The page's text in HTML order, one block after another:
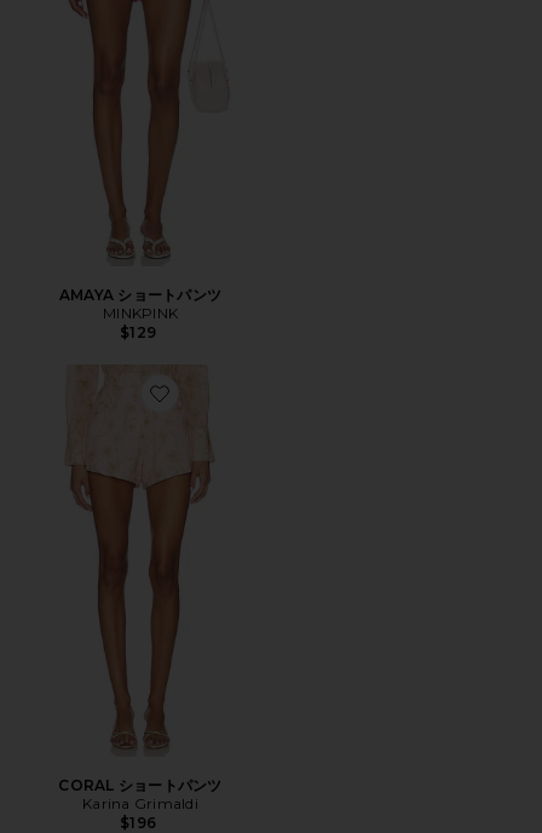
AMAYA ショートパンツ
MINKPINK
$129
Favorite CORAL ショートパンツ
CORAL ショートパンツ
Karina Grimaldi
$196